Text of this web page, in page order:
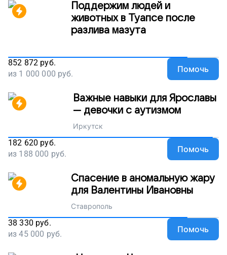
Поддержим людей и
животных в Туапсе после
разлива мазута
852 872 руб.
из 1 000 000 руб. Помочь
Важные навыки для Ярославы
— девочки с аутизмом
Иркутск
182 620 руб.
из 188 000 руб. Помочь
Спасение в аномальную жару
для Валентины Ивановны
Ставрополь
38 330 руб.
из45 000 руб. Помочь